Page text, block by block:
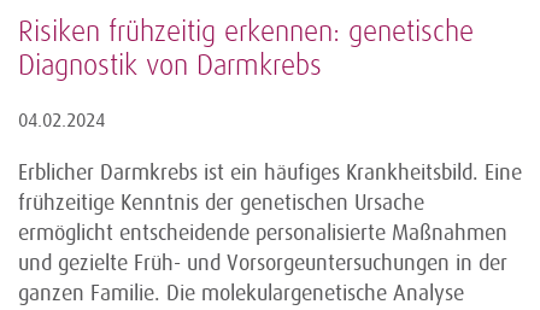
Risiken frühzeitig erkennen: genetische
Diagnostik von Darmkrebs
04.02.2024
Erblicher Darmkrebs ist ein häufiges Krankheitsbild. Eine
frühzeitige Kenntnis der genetischen Ursache
ermöglicht entscheidende personalisierte Maßnahmen
und gezielte Früh- und Vorsorgeuntersuchungen in der
ganzen Familie. Die molekulargenetische Analyse